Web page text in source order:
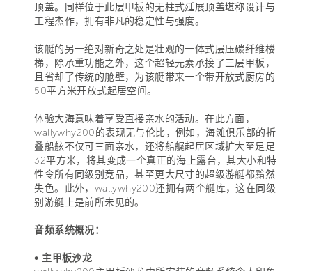
顶盖。同样位于此层甲板的无柱式延展顶盖堪称设计与
工程杰作，拥有非凡的稳定性与强度。
该艇的另一绝对新奇之处是壮观的一体式层压碳纤维楼
梯，除承重功能之外，这个超轻元素承接了三层甲板，
且省却了传统的舱壁，为该艇带来一个带开放式厨房的
50平方米开放式起居空间。
体验大海意味着享受直接亲水的活动。在此方面，
wallywhy200的表现无与伦比，例如，海滩俱乐部的折
叠船舷不仅可三面亲水，还将船艉起居区域扩大至足足
32平方米，将其变成一个真正的海上露台，其大小和特
性令所有同级别竞品，甚至更大尺寸的超级游艇都黯然
失色。此外，wallywhy200还拥有两个艇库，这在同级
别游艇上是前所未见的。
音频系统概况：
• 主甲板沙龙